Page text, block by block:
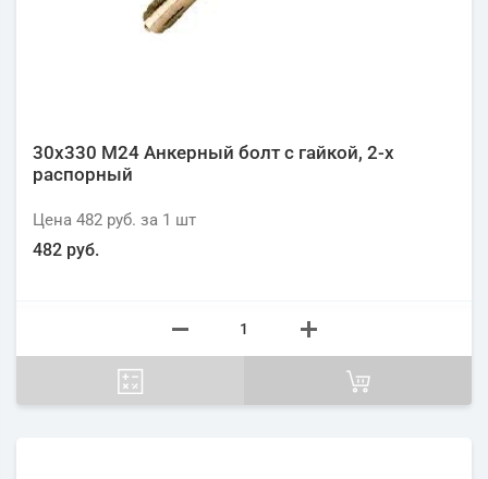
30х330 М24 Анкерный болт с гайкой, 2-х
распорный
Цена 482 руб. за 1 шт
482 руб.